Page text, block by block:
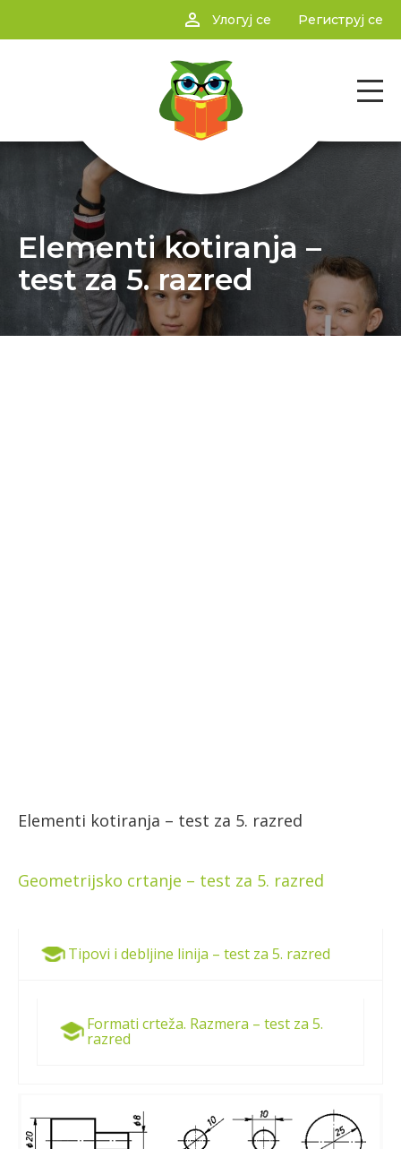
person_outline Улогуј се Региструј се
Elementi kotiranja –
test za 5. razred
Elementi kotiranja – test za 5. razred
Geometrijsko crtanje – test za 5. razred
Tipovi i debljine linija – test za 5. razred
Formati crteža. Razmera – test za 5.
razred